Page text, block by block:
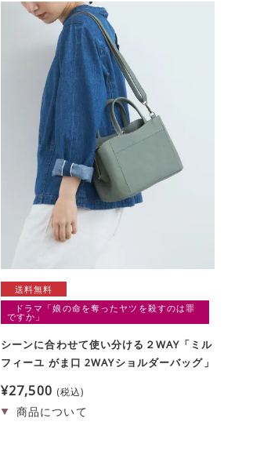
送料無料
ドラマ「娘の命を奪ったヤツを殺すのは罪
ですか」
シーンに合わせて使い分ける２WAY「ミル
フィーユ がま口 2WAYショルダーバッグ」
¥27,500 税込